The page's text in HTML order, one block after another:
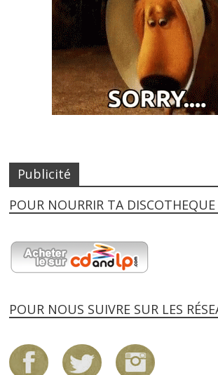
Publicité
POUR NOURRIR TA DISCOTHEQUE
POUR NOUS SUIVRE SUR LES